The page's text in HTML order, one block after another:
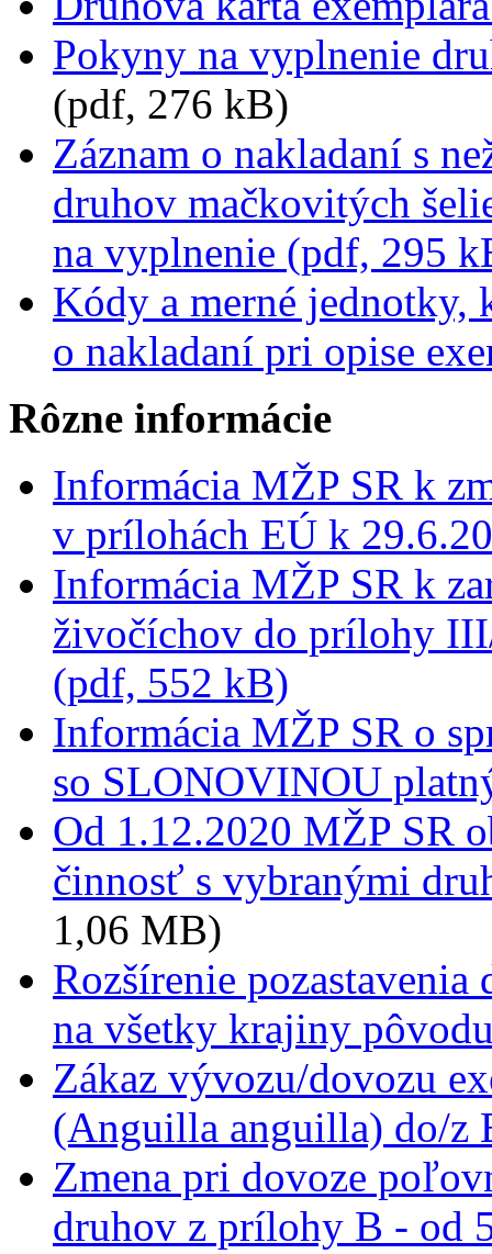
Pokyny na vyplnenie
(pdf, 276 kB)
Záznam o nakladaní s
druhov mačkovitých
na vyplnenie (pdf, 295
Kódy a merné jednotky,
o nakladaní pri opise
Rôzne informácie
Informácia MŽP SR k
v prílohách EÚ k
Informácia MŽP SR k
živočíchov do prílohy
(pdf, 552 kB)
Informácia MŽP SR o
so SLONOVINOU
Od 1.12.2020 MŽP SR
činnosť s vybranými
1,06 MB)
Rozšírenie
na všetky krajiny
Zákaz vývozu/dovozu
(Anguilla anguilla) do/z
Zmena pri dovoze
druhov z prílohy B - od